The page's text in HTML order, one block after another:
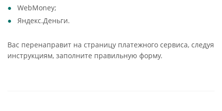
WebMoney;
Яндекс.Деньги.
Вас перенаправит на страницу платежного сервиса, следуя
инструкциям, заполните правильную форму.